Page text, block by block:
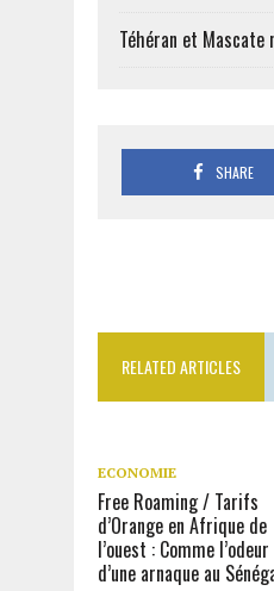
Téhéran et
SHARE
RELATED ARTICLES
ECONOMIE
Free Roaming / Tarifs
d’Orange en Afrique de
l’ouest : Comme l’odeur
d’une arnaque au